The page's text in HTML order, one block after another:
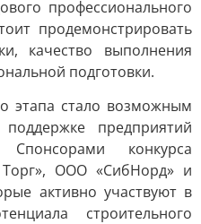
профессионального
продемонстрировать
качество выполнения
подготовки.
этапа стало возможным
предприятий
Спонсорами конкурса
ООО «СибНорд» и
активно участвуют в
строительного